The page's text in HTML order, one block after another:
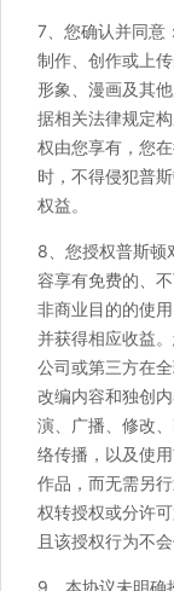
7、您确认并同意
制作、创作或上
形象、漫画及其
据相关法律规定
权由您享有，您
时，不得侵犯普
权益。
8、您授权普斯顿
容享有免费的、
非商业目的的使
并获得相应收益
公司或第三方在
改编内容和独创
演、广播、修改
络传播，以及使
作品，而无需另
权转授权或分许
且该授权行为不
9、本协议未明确